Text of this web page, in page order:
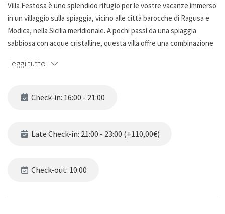
Villa Festosa è uno splendido rifugio per le vostre vacanze immerso
in un villaggio sulla spiaggia, vicino alle città barocche di Ragusa e
Modica, nella Sicilia meridionale. A pochi passi da una spiaggia
sabbiosa con acque cristalline, questa villa offre una combinazione
ampio giardino pieno di alberi tropicali, che creano un'oasi per
semplicemente per rilassarsi.
totale di 10 bagni moderni, garantendo ampio spazio e privacy per
ampio soggiorno con TV a schermo piatto, 3 camere da letto con
Leggi tutto
Check-in: 16:00 - 21:00
Late Check-in: 21:00 - 23:00 (+110,00€)
Check-out: 10:00